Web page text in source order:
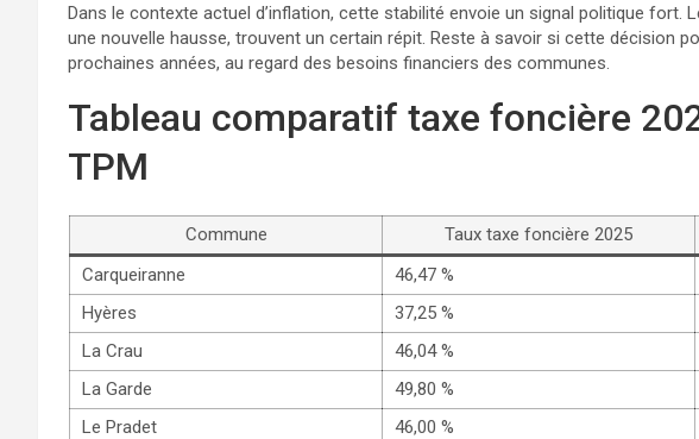
Dans le contexte actuel d’inflation, cette stabilité envoie un signal politique fort.
une nouvelle hausse, trouvent un certain répit. Reste à savoir si cette décision
prochaines années, au regard des besoins financiers des communes.
Tableau comparatif taxe foncière
TPM
Commune Taux taxe foncière 2025
Carqueiranne
46,47 %
Hyères
37,25 %
La Crau
46,04 %
La Garde
49,80 %
Le Pradet
46,00 %